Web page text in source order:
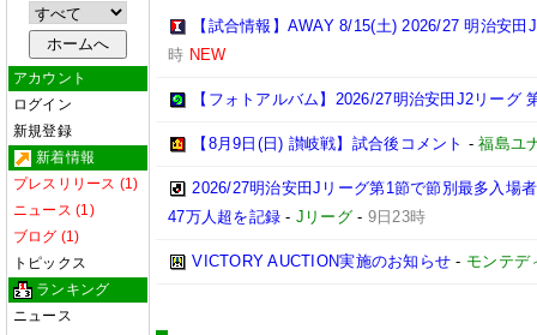
アカウント
ログイン
新規登録
新着情報
プレスリリース (1)
ニュース (1)
ブログ (1)
トピックス
ランキング
ニュース
【試合情報】AWAY 8/15(土) 2026/27 明治安
時 NEW
【フォトアルバム】2026/27明治安田J2リーグ
【8月9日(日) 讃岐戦】試合後コメント -福島ユ
2026/27明治安田Jリーグ第1節で節別最多入場
47万人超を記録 - Jリーグ - 9日23時
VICTORY AUCTION実施のお知らせ - モンテデ